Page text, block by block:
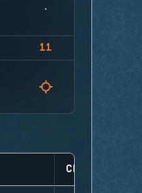
11
CLUTCHES